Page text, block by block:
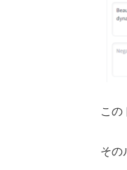
この
その